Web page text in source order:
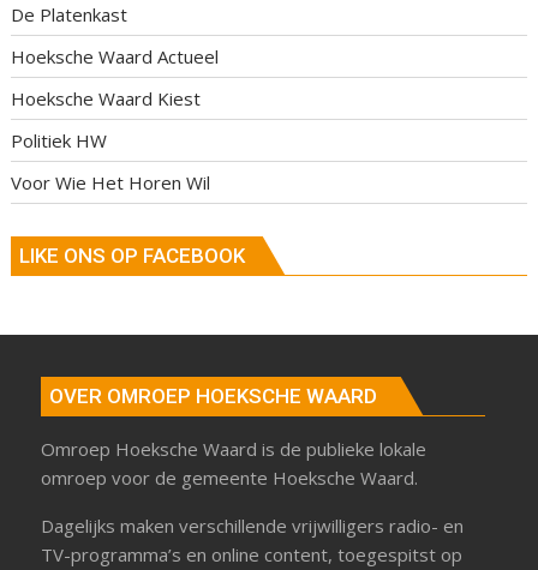
De Platenkast
Hoeksche Waard Actueel
Hoeksche Waard Kiest
Politiek HW
Voor Wie Het Horen Wil
LIKE ONS OP FACEBOOK
OVER OMROEP HOEKSCHE WAARD
Omroep Hoeksche Waard is de publieke lokale
omroep voor de gemeente Hoeksche Waard.
Dagelijks maken verschillende vrijwilligers radio- en
TV-programma’s en online content, toegespitst op